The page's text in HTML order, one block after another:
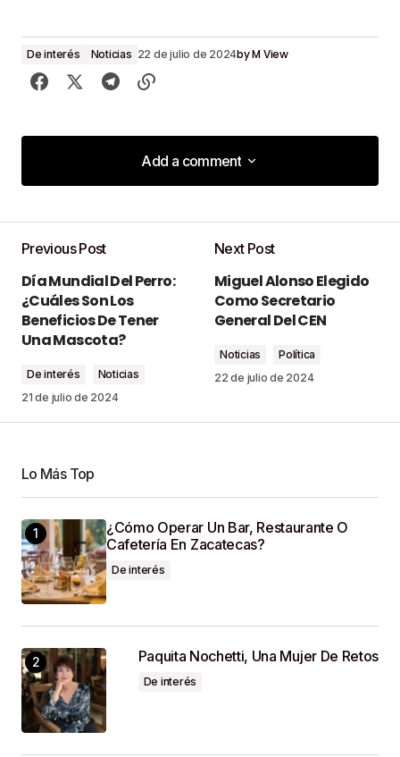
De interés Noticias 22 de julio de 2024byM View
Add a comment
Add a comment
publicada. Los campos obligatorios están
marcados con
Your Name
Your E-Mail*
Guardar Mi Nombre, Correo Electrónico Y Sitio
Web En Este Navegador Para La Próxima Vez
SUBMIT COMMENT
Previous Post
Día Mundial Del Perro:
¿Cuáles Son Los
Beneficios De Tener
Una Mascota?
De interés
Noticias
21 de julio de 2024
Next Post
Miguel Alonso Elegido
Como Secretario
General Del CEN
Noticias
Política
22 de julio de 2024
Lo Más Top
¿Cómo Operar Un Bar, Restaurante O
Cafetería En Zacatecas?
De interés
Paquita Nochetti, Una Mujer De Retos
De interés